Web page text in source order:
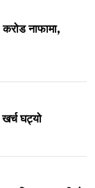
करोड नाफामा,
घट्यो